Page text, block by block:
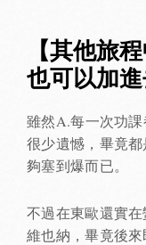
【其他旅
也可以加進
雖然A.每一次功
很少遺憾，畢竟
夠塞到爆而已。
不過在東歐還實
維也納，畢竟後